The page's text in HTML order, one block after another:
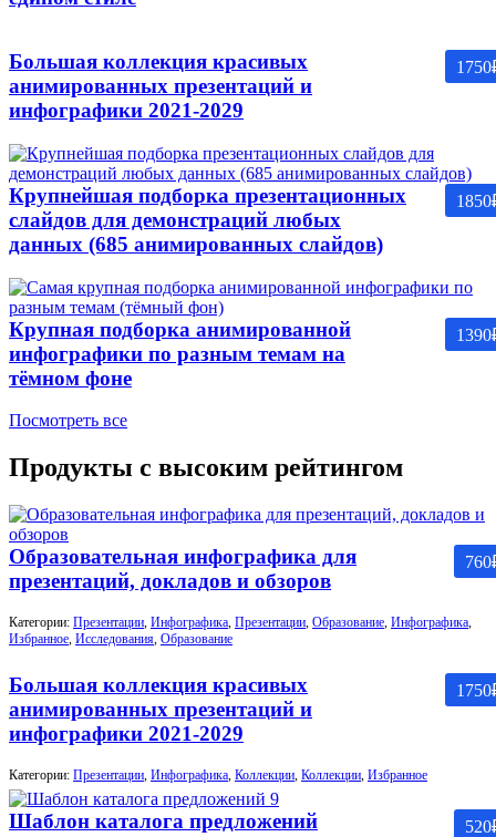
1750
Большая коллекция красивых
анимированных презентаций и
инфографики 2021-2029
1850
Крупнейшая подборка презентационных
слайдов для демонстраций любых
данных (685 анимированных слайдов)
1390
Крупная подборка анимированной
инфографики по разным темам на
тёмном фоне
Посмотреть все
Продукты с высоким рейтингом
760
Образовательная инфографика для
презентаций, докладов и обзоров
Категории: Презентации, Инфографика, Презентации, Образование, Инфографика,
Избранное, Исследования, Образование
1750
Большая коллекция красивых
анимированных презентаций и
инфографики 2021-2029
Категории: Презентации Инфографика Коллекции Коллекции Избранное
520
Шаблон каталога предложений